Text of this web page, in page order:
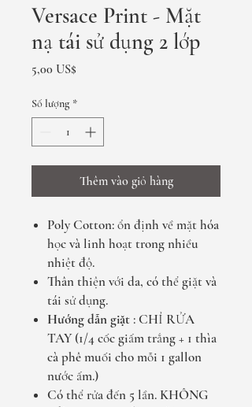
Versace Print - Mặt
nạ tái sử dụng 2 lớp
5,00 US$
Số lượng *
Thêm vào giỏ hàng
Poly Cotton: ổn định về mặt hóa
học và linh hoạt trong nhiều
nhiệt độ.
Thân thiện với da, có thể giặt và
tái sử dụng.
Hướng dẫn giặt : CHỈ RỬA
TAY (1/4 cốc giấm trắng + 1 thìa
cà phê muối cho mỗi 1 gallon
nước ấm.)
Có thể rửa đến 5 lần. KHÔNG